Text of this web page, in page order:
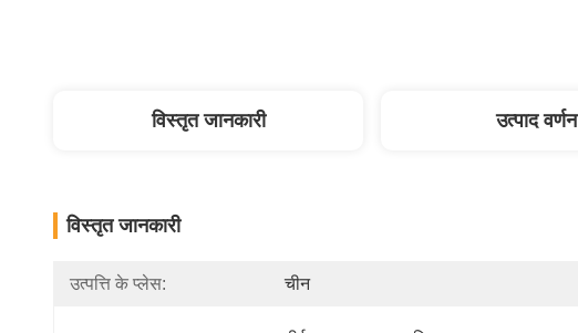
विस्तृत जानकारी उत्पाद वर्णन
विस्तृत जानकारी
उत्पत्ति के प्लेस: चीन